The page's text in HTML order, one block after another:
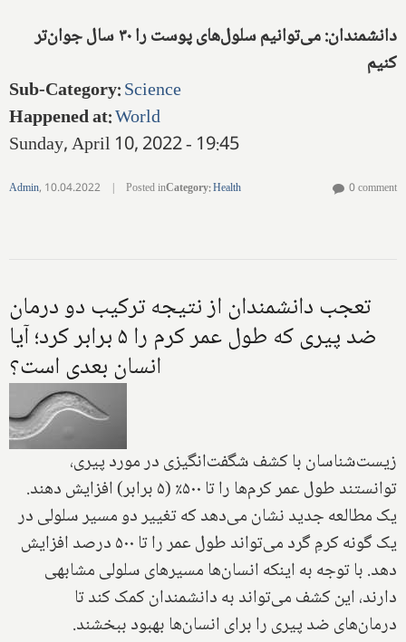
دانشمندان: می‌توانیم سلول‌های پوست را ۳۰ سال جوان‌تر
کنیم
Sub-Category:Science
Happened at:World
Sunday, April 10, 2022 - 19:45
Admin, 10.04.2022 | Posted inCategory:Health 0 comment
تعجب دانشمندان از نتیجه ترکیب دو درمان
ضد پیری که طول عمر کرم را ۵ برابر کرد؛ آیا
انسان بعدی است؟
زیست‌شناسان با کشف شگفت‌انگیزی در مورد پیری،
توانستند طول عمر کرم‌ها را تا ۵۰۰٪ (۵ برابر) افزایش دهند.
یک مطالعه جدید نشان می‌دهد که تغییر دو مسیر سلولی در
یک گونه کرمِ گرد می‌تواند طول عمر را تا ۵۰۰ درصد افزایش
دهد. با توجه به اینکه انسان‌ها مسیرهای سلولی مشابهی
دارند، این کشف می‌تواند به دانشمندان کمک کند تا
درمان‌های ضد پیری را برای انسان‌ها بهبود ببخشند.